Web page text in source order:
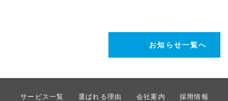
お知らせ一覧へ
サービス一覧 選ばれる理由 会社案内 採用情報